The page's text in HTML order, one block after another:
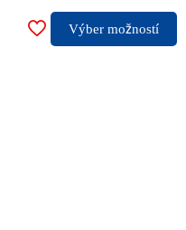
Výber možností